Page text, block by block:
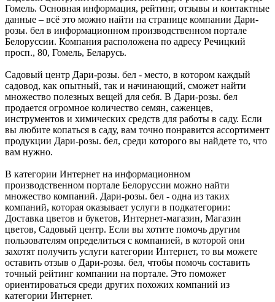
Гомель. Основная информация, рейтинг, отзывы и контактные
данные – всё это можно найти на странице компании Дари-
розы. бел в информационном производственном портале
Белоруссии. Компания расположена по адресу Речицкий
просп., 80, Гомель, Беларусь.
Садовый центр Дари-розы. бел - место, в котором каждый
садовод, как опытный, так и начинающий, сможет найти
множество полезных вещей для себя. В Дари-розы. бел
продается огромное количество семян, саженцев,
инструментов и химических средств для работы в саду. Если
вы любите копаться в саду, вам точно понравится ассортимент
продукции Дари-розы. бел, среди которого вы найдете то, что
вам нужно.
В категории Интернет на информационном
производственном портале Белоруссии можно найти
множество компаний. Дари-розы. бел - одна из таких
компаний, которая оказывает услуги в подкатегории:
Доставка цветов и букетов, Интернет-магазин, Магазин
цветов, Садовый центр. Если вы хотите помочь другим
пользователям определиться с компанией, в которой они
захотят получить услуги категории Интернет, то вы можете
оставить отзыв о Дари-розы. бел, чтобы помочь составить
точный рейтинг компании на портале. Это поможет
ориентироваться среди других похожих компаний из
категории Интернет.